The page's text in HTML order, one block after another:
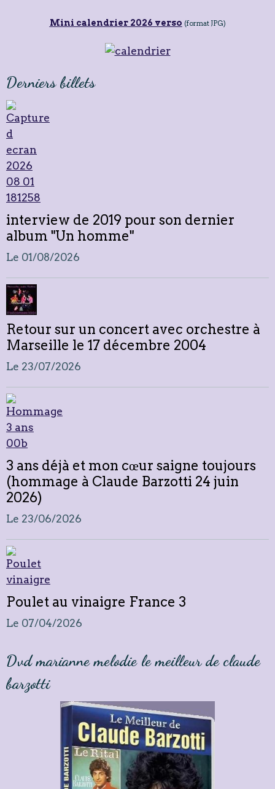
Mini calendrier 2026 verso (format JPG)
Derniers billets
interview de 2019 pour son dernier
album "Un homme"
Le 01/08/2026
Retour sur un concert avec orchestre à
Marseille le 17 décembre 2004
Le 23/07/2026
3 ans déjà et mon cœur saigne toujours
(hommage à Claude Barzotti 24 juin
2026)
Le 23/06/2026
Poulet au vinaigre France 3
Le 07/04/2026
Dvd marianne melodie le meilleur de claude
barzotti